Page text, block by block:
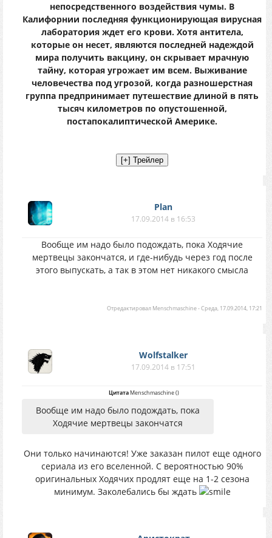
непосредственного воздействия чумы. В
Калифорнии последняя функционирующая вирусная
лаборатория ждет его крови. Хотя антитела,
которые он несет, являются последней надеждой
мира получить вакцину, он скрывает мрачную
тайну, которая угрожает им всем. Выживание
человечества под угрозой, когда разношерстная
группа предпринимает путешествие длиной в пять
тысяч километров по опустошенной,
постапокалиптической Америке.
Plan
17.09.2014 в 16:53
Вообще им надо было подождать, пока Ходячие
мертвецы закончатся, и где-нибудь через год после
этого выпускать, а так в этом нет никакого смысла
Отредактировал Menschmaschine-Среда, 17.09.2014, 17:21
Wolfstalker
17.09.2014 в 17:51
ЦитатаMenschmaschine()
Вообще им надо было подождать, пока
Ходячие мертвецы закончатся
Они только начинаются! Уже заказан пилот еще одного
сериала из его вселенной. С вероятностью 90%
оригинальных Ходячих продлят еще на 1-2 сезона
минимум. Заколебались бы ждать